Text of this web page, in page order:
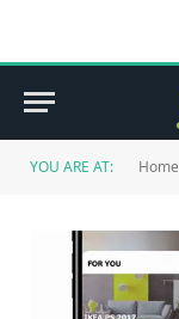
YOU ARE AT: Home